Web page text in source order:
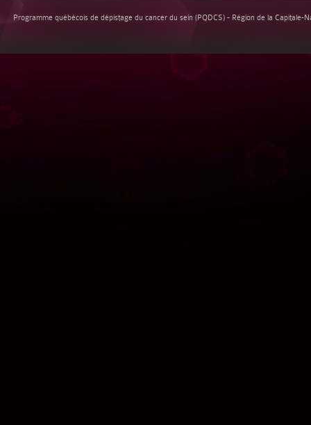
Programme québécois de dépistage du cancer du sein (PQDCS) - Région de la Capitale-